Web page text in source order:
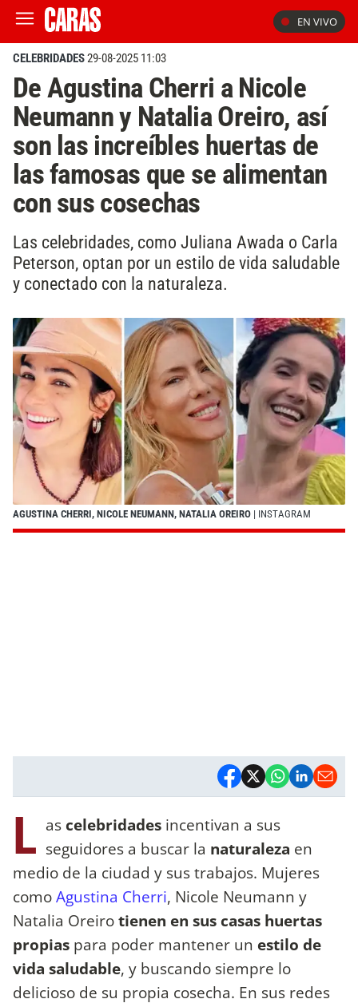
EN VIVO
CELEBRIDADES29-08-2025 11:03
De Agustina Cherri a Nicole
Neumann y Natalia Oreiro, así
son las increíbles huertas de
las famosas que se alimentan
con sus cosechas
Las celebridades, como Juliana Awada o Carla
Peterson, optan por un estilo de vida saludable
y conectado con la naturaleza.
AGUSTINA CHERRI, NICOLE NEUMANN, NATALIA OREIRO | INSTAGRAM
L as celebridades incentivan a sus
seguidores a buscar la naturaleza en
medio de la ciudad y sus trabajos. Mujeres
comoAgustina Cherri, Nicole Neumann y
Natalia Oreirotienen en sus casas huertas
propias para poder mantener un estilo de
vida saludable, y buscando siempre lo
delicioso de su propia cosecha. En sus redes